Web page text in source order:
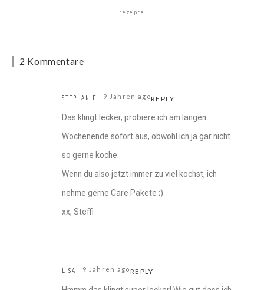
rezepte
2 Kommentare
STEPHANIE 9 Jahren agoREPLY
Das klingt lecker, probiere ich am langen
Wochenende sofort aus, obwohl ich ja gar nicht
so gerne koche.
Wenn du also jetzt immer zu viel kochst, ich
nehme gerne Care Pakete ;)
xx, Steffi
LISA 9 Jahren agoREPLY